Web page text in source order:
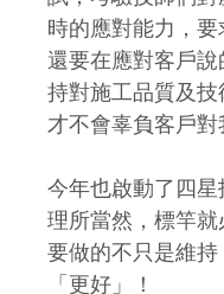
時的應對能力，要
還要在應對客戶說
持對施工品質及技
才不會辜負客戶對
今年也啟動了四
理所當然，標竿就
要做的不只是維
「更好」！